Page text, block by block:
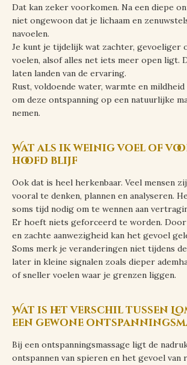
Dat kan zeker voorkomen. Na een diepe
niet ongewoon dat je lichaam en
navoelen.
Je kunt je tijdelijk wat zachter, gevoeliger
voelen, alsof alles net iets meer open ligt.
laten landen van de ervaring.
Rust, voldoende water, warmte en
om deze ontspanning op een natuurlijke
nemen.
Wat als ik weinig voel of
hoofd blijf
Ook dat is heel herkenbaar. Veel mensen
vooral te denken, plannen en analyseren.
soms tijd nodig om te wennen aan
Er hoeft niets geforceerd te worden.
en zachte aanwezigheid kan het gevoel
Soms merk je veranderingen niet tijdens
later in kleine signalen zoals dieper
of sneller voelen waar je grenzen liggen.
Wat is het verschil tussen
een gewone
Bij een ontspanningsmassage ligt de
ontspannen van spieren en het gevoel van